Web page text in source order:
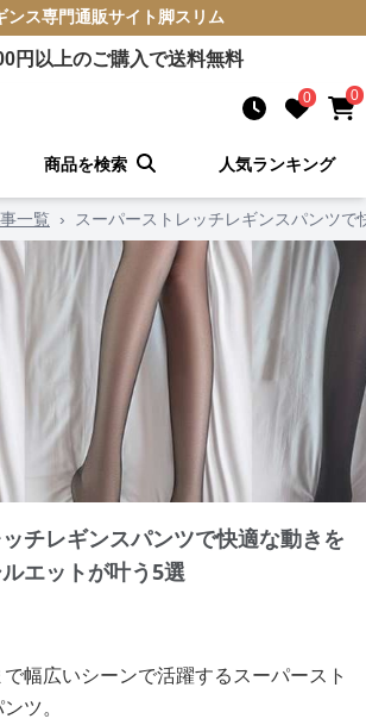
ンス専門通販サイト 脚スリム
円以上のご購入で送料無料
0 0
商品を検索 人気ランキング
一覧 › スーパーストレッチレギンスパンツ
チレギンスパンツで快適な動きを
エットが叶う5選
幅広いシーンで活躍するスーパースト
ツ。